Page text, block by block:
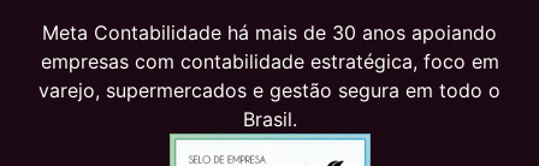
Meta Contabilidade há mais de 30 anos apoiando
empresas com contabilidade estratégica, foco em
varejo, supermercados e gestão segura em todo o
Brasil.